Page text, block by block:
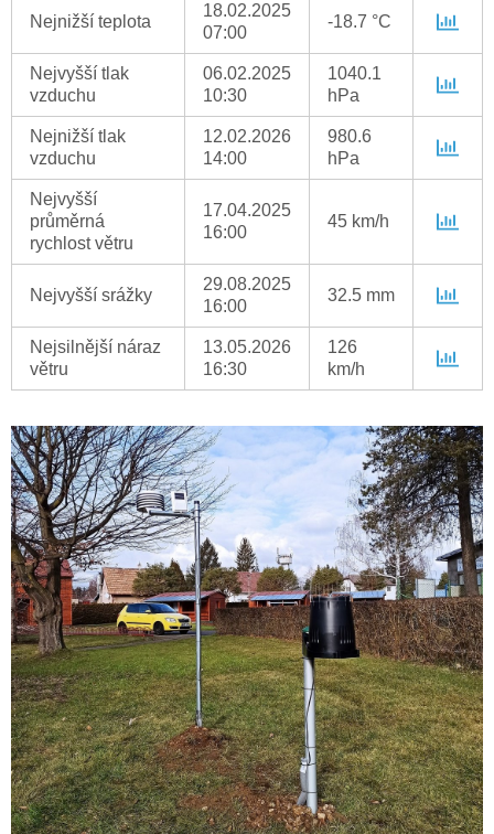
Nejnižší teplota
18.02.2025
07:00
-18.7 °C
Nejvyšší tlak
vzduchu
06.02.2025
10:30
1040.1
hPa
Nejnižší tlak
vzduchu
12.02.2026
14:00
980.6
hPa
Nejvyšší
průměrná
rychlost větru
17.04.2025
16:00
45 km/h
Nejvyšší srážky
29.08.2025
16:00
32.5 mm
Nejsilnější náraz
větru
13.05.2026
16:30
126
km/h